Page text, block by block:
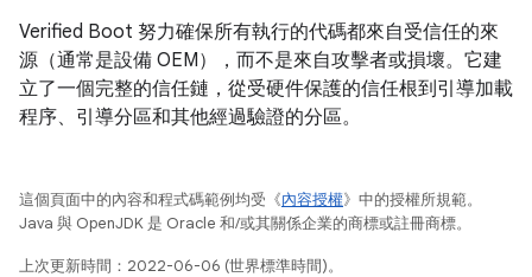
Verified Boot 努力確保所有執行的代碼都來自受信任的來
源（通常是設備 OEM），而不是來自攻擊者或損壞。它建
立了一個完整的信任鏈，從受硬件保護的信任根到引導加載
程序、引導分區和其他經過驗證的分區。
這個頁面中的內容和程式碼範例均受《內容授權》中的授權所規範。
Java 與 OpenJDK 是 Oracle 和/或其關係企業的商標或註冊商標。
上次更新時間：2022-06-06 (世界標準時間)。